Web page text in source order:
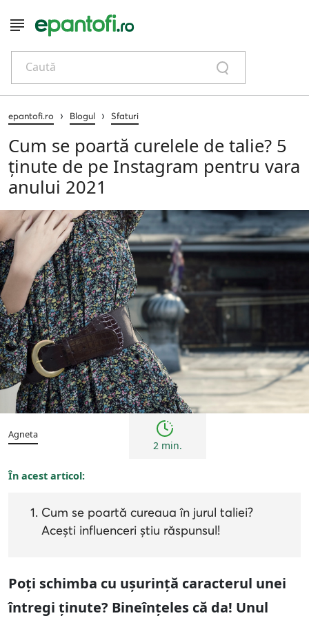
Caută
epantofi.ro › Blogul › Sfaturi
Cum se poartă curelele de talie? 5
ținute de pe Instagram pentru vara
anului 2021
Agneta
2 min.
În acest articol:
Cum se poartă cureaua în jurul taliei?
Acești influenceri știu răspunsul!
Poți schimba cu ușurință caracterul unei
întregi ținute? Bineînțeles că da! Unul